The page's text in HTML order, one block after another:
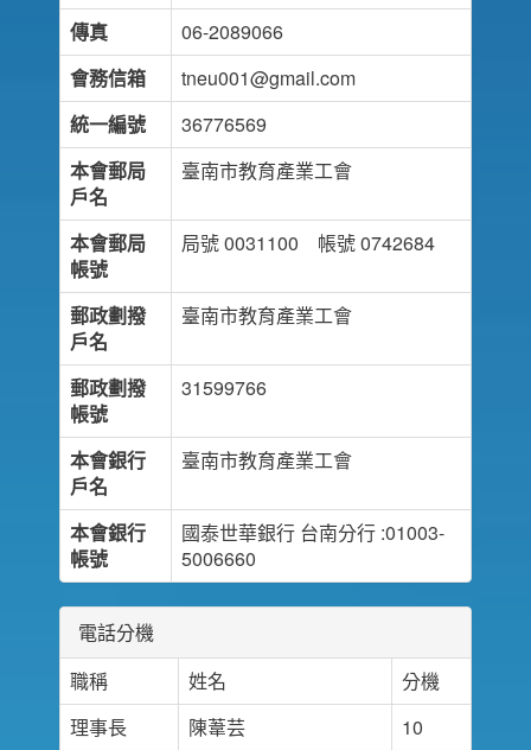
傳真
06-2089066
會務信箱
tneu001@gmail.com
統一編號
36776569
本會郵局
戶名
臺南市教育產業工會
本會郵局
帳號
局號 0031100 帳號 0742684
郵政劃撥
戶名
臺南市教育產業工會
郵政劃撥
帳號
31599766
本會銀行
戶名
臺南市教育產業工會
本會銀行
帳號
國泰世華銀行 台南分行 :01003-
5006660
電話分機
職稱
姓名
分機
理事長
陳葦芸
10